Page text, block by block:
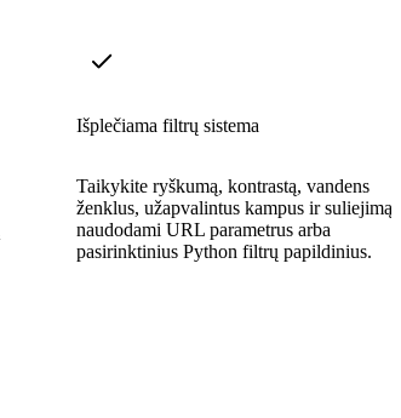
Išplečiama filtrų sistema
Taikykite ryškumą, kontrastą, vandens
ženklus, užapvalintus kampus ir suliejimą
naudodami URL parametrus arba
pasirinktinius Python filtrų papildinius.